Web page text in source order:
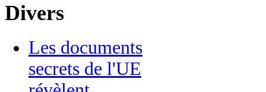
Divers
Les documents
secrets de l'UE